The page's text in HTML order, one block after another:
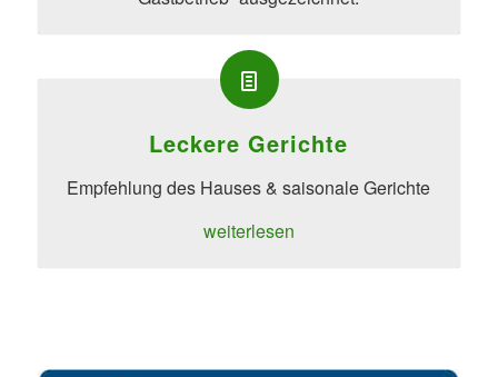
Leckere Gerichte
Empfehlung des Hauses & saisonale Gerichte
weiterlesen